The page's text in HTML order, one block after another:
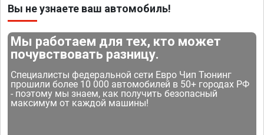
Вы не узнаете ваш автомобиль!
Мы работаем для тех, кто может
почувствовать разницу.
Специалисты федеральной сети Евро Чип Тюнинг
прошили более 10 000 автомобилей в 50+ городах РФ
- поэтому мы знаем, как получить безопасный
максимум от каждой машины!